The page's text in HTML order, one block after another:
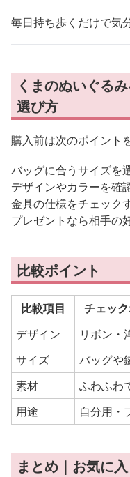
毎日持ち歩くだけで気
くまのぬいぐる
選び方
購入前は次のポイント
バッグに合うサイズを
デザインやカラーを確
金具の仕様をチェック
プレゼントなら相手の
比較ポイント
比較項目
チェッ
デザイン
リボン・
サイズ
バッグや
素材
ふわふわ
用途
自分用・
まとめ｜お気に